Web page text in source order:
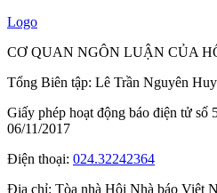
Logo
CƠ QUAN NGÔN LUẬN CỦA
Tổng Biên tập: Lê Trần Nguyên Huy
Giấy phép hoạt động báo điện tử
06/11/2017
Điện thoại: 024.32242364
Địa chỉ: Tòa nhà Hội Nhà báo Việt